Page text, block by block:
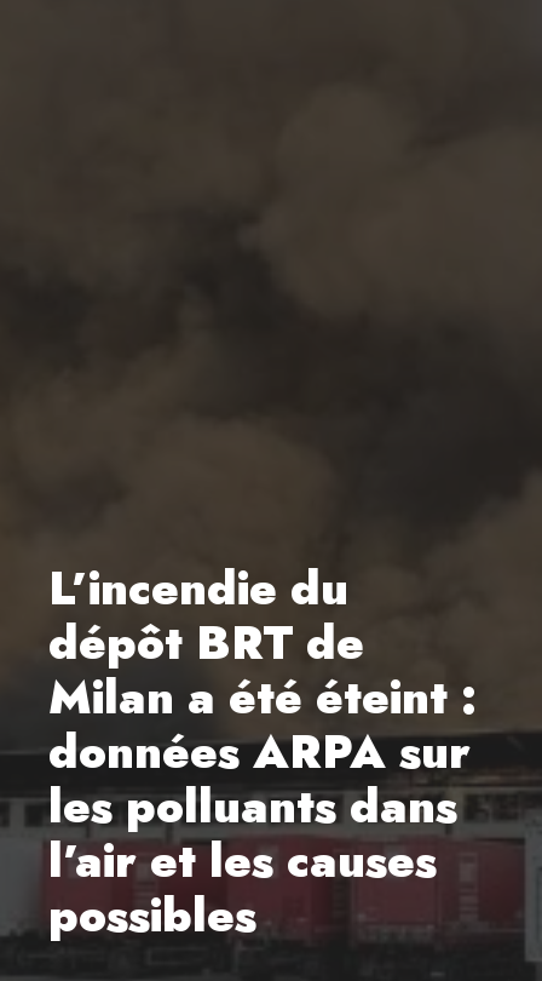
L’incendie du
dépôt BRT de
Milan a été éteint :
données ARPA sur
les polluants dans
l’air et les causes
possibles